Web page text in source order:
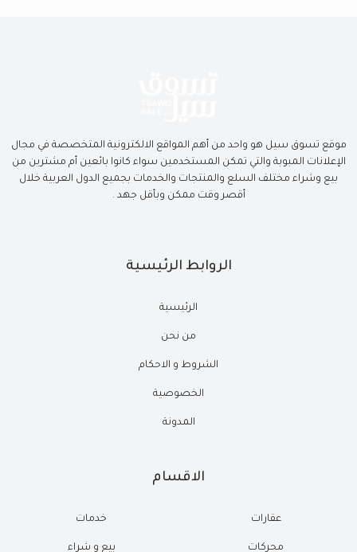
موقع تسوق سيل هو واحد من أهم المواقع الالكترونية المتخصصة في مجال
الإعلانات المبوبة والتي تمكن المستخدمين سواء كانوا بائعين أم مشترين من
بيع وشراء مختلف السلع والمنتجات والخدمات بجميع الدول العربية خلال
أقصر وقت ممكن وبأقل جهد .
الروابط الرئيسية
الرئيسية
من نحن
الشروط و الاحكام
الخصوصية
المدونة
الاقسام
عقارات
محركات
خدمات
بيع و شراء